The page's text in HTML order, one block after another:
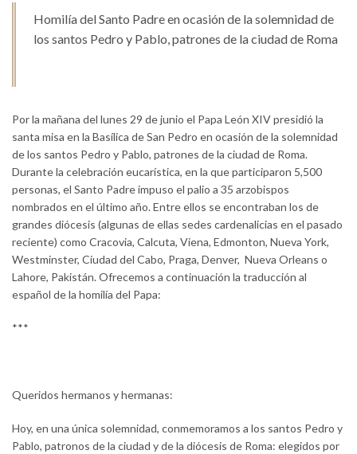
Homilía del Santo Padre en ocasión de la solemnidad de
los santos Pedro y Pablo, patrones de la ciudad de Roma
Por la mañana del lunes 29 de junio el Papa León XIV presidió la
santa misa en la Basílica de San Pedro en ocasión de la solemnidad
de los santos Pedro y Pablo, patrones de la ciudad de Roma.
Durante la celebración eucarística, en la que participaron 5,500
personas, el Santo Padre impuso el palio a 35 arzobispos
nombrados en el último año. Entre ellos se encontraban los de
grandes diócesis (algunas de ellas sedes cardenalicias en el pasado
reciente) como Cracovia, Calcuta, Viena, Edmonton, Nueva York,
Westminster, Ciudad del Cabo, Praga, Denver, Nueva Orleans o
Lahore, Pakistán. Ofrecemos a continuación la traducción al
español de la homilía del Papa:
***
Queridos hermanos y hermanas:
Hoy, en una única solemnidad, conmemoramos a los santos Pedro y
Pablo, patronos de la ciudad y de la diócesis de Roma: elegidos por